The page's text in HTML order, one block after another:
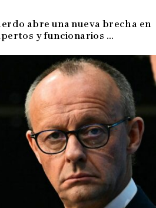
abre una nueva brecha en
y funcionarios ...